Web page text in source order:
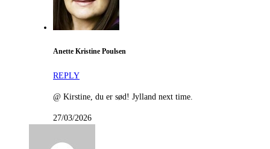
Anette Kristine Poulsen
REPLY
@ Kirstine, du er sød! Jylland next time.
27/03/2026